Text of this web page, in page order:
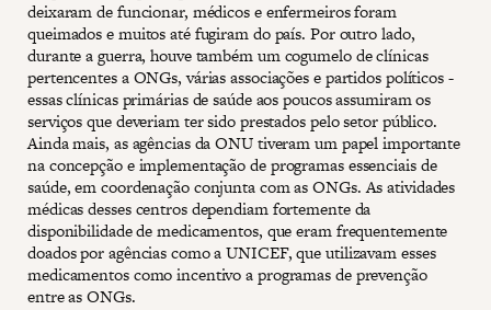
deixaram de funcionar, médicos e enfermeiros foram
queimados e muitos até fugiram do país. Por outro lado,
durante a guerra, houve também um cogumelo de clínicas
pertencentes a ONGs, várias associações e partidos políticos -
essas clínicas primárias de saúde aos poucos assumiram os
serviços que deveriam ter sido prestados pelo setor público.
Ainda mais, as agências da ONU tiveram um papel importante
na concepção e implementação de programas essenciais de
saúde, em coordenação conjunta com as ONGs. As atividades
médicas desses centros dependiam fortemente da
disponibilidade de medicamentos, que eram frequentemente
doados por agências como a UNICEF, que utilizavam esses
medicamentos como incentivo a programas de prevenção
entre as ONGs.